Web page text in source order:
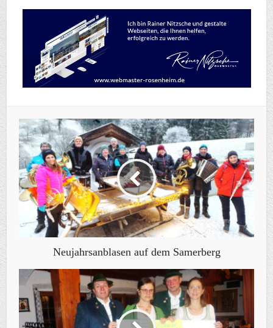
Neujahrsanblasen auf dem Samerberg